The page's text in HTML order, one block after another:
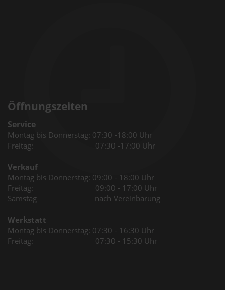
Öffnungszeiten
Service
Montag bis Donnerstag: 07:30 -18:00 Uhr
Freitag: 07:30 -17:00 Uhr
Verkauf
Montag bis Donnerstag: 09:00 - 18:00 Uhr
Freitag: 09:00 - 17:00 Uhr
Samstag nach Vereinbarung
Werkstatt
Montag bis Donnerstag: 07:30 - 16:30 Uhr
Freitag: 07:30 - 15:30 Uhr